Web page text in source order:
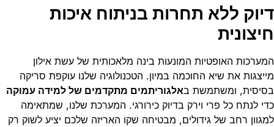
דיוק ללא תחרות בניתוח איכות
חיצונית
המערכות האופטיות המונעות בינה מלאכותית של עשת אילון
מייצגות את שיא החוכמה במיון. הטכנולוגיה שלנו עוקפת סריקה
בסיסית, ומשתמשת באלגוריתמים מתקדמים של למידה עמוקה
כדי לנתח כל פרי וירק בדיוק כירורגי. המערכת שלנו, שמתאימה
למגוון רחב של גידולים, מבטיחה שקו האריזה שלכם יציע לשוק רק